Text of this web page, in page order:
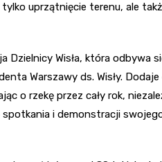
uprzątnięcie terenu, ale
Wisła, która odbywa
Warszawy ds. Wisły.
o rzekę przez cały rok,
i demonstracji